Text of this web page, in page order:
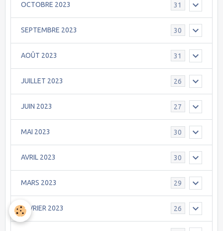
OCTOBRE 2023 31
SEPTEMBRE 2023 30
AOÛT 2023 31
JUILLET 2023 26
JUIN 2023 27
MAI 2023 30
AVRIL 2023 30
MARS 2023 29
FEVRIER 2023 26